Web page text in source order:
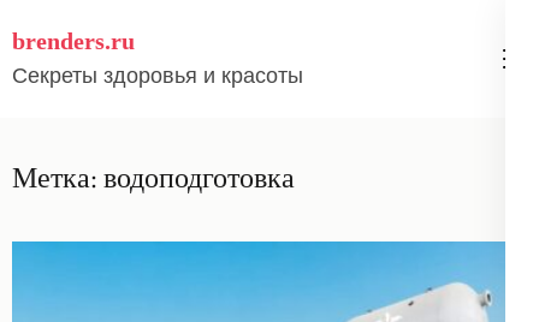
содержимому
brenders.ru
Секреты здоровья и красоты
Метка:водоподготовка